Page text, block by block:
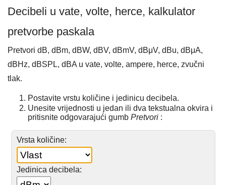
Decibeli u vate, volte, herce, kalkulator
pretvorbe paskala
Pretvori dB, dBm, dBW, dBV, dBmV, dBμV, dBu, dBμA,
dBHz, dBSPL, dBA u vate, volte, ampere, herce, zvučni
tlak.
Postavite vrstu količine i jedinicu decibela.
Unesite vrijednosti u jedan ili dva tekstualna okvira i
pritisnite odgovarajući gumb Pretvori :
Vrsta količine:
Jedinica decibela: